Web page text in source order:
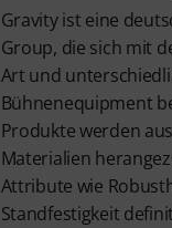
Gravity ist eine
Group, die sich mit
Art und
Bühnenequipment
Produkte werden
Materialien
Attribute wie
Standfestigkeit